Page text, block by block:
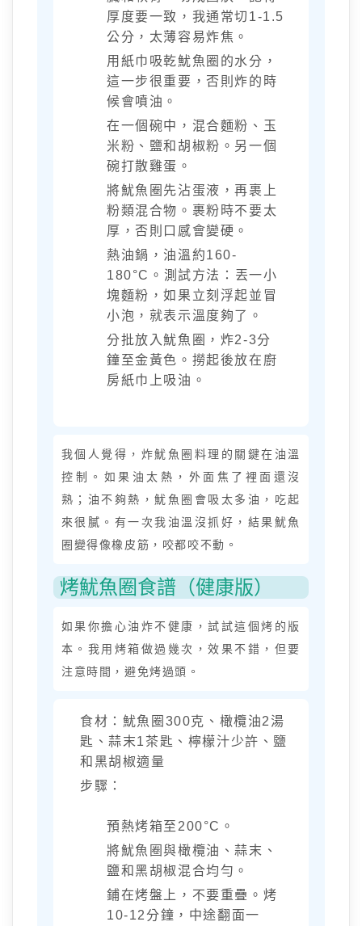
厚度要一致，我通常切1-1.5
公分，太薄容易炸焦。
用紙巾吸乾魷魚圈的水分，
這一步很重要，否則炸的時
候會噴油。
在一個碗中，混合麵粉、玉
米粉、鹽和胡椒粉。另一個
碗打散雞蛋。
將魷魚圈先沾蛋液，再裹上
粉類混合物。裹粉時不要太
厚，否則口感會變硬。
熱油鍋，油溫約160-
180°C。測試方法：丟一小
塊麵粉，如果立刻浮起並冒
小泡，就表示溫度夠了。
分批放入魷魚圈，炸2-3分
鐘至金黃色。撈起後放在廚
房紙巾上吸油。
我個人覺得，炸魷魚圈料理的關鍵在油溫
控制。如果油太熱，外面焦了裡面還沒
熟；油不夠熱，魷魚圈會吸太多油，吃起
來很膩。有一次我油溫沒抓好，結果魷魚
圈變得像橡皮筋，咬都咬不動。
烤魷魚圈食譜（健康版）
如果你擔心油炸不健康，試試這個烤的版
本。我用烤箱做過幾次，效果不錯，但要
注意時間，避免烤過頭。
食材：魷魚圈300克、橄欖油2湯
匙、蒜末1茶匙、檸檬汁少許、鹽
和黑胡椒適量
步驟：
預熱烤箱至200°C。
將魷魚圈與橄欖油、蒜末、
鹽和黑胡椒混合均勻。
鋪在烤盤上，不要重疊。烤
10-12分鐘，中途翻面一